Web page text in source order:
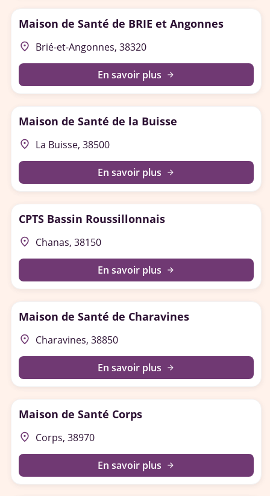
Maison de Santé de BRIE et Angonnes
place Brié-et-Angonnes, 38320
En savoir plus arrow_forward
Maison de Santé de la Buisse
place La Buisse, 38500
En savoir plus arrow_forward
CPTS Bassin Roussillonnais
place Chanas, 38150
En savoir plus arrow_forward
Maison de Santé de Charavines
place Charavines, 38850
En savoir plus arrow_forward
Maison de Santé Corps
place Corps, 38970
En savoir plus arrow_forward